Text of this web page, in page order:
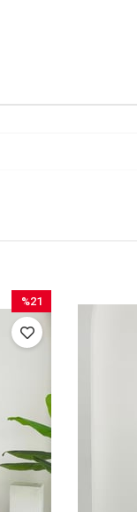
%21
İndirim
%21İndirim